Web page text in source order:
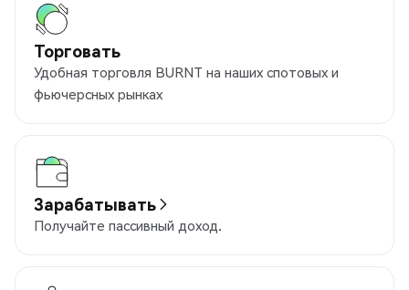
Торговать
Удобная торговля BURNT на наших спотовых и
фьючерсных рынках
Зарабатывать
Получайте пассивный доход.